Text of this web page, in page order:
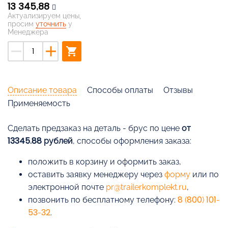
13 345,88
Актуализируем цены,
просим уточнить у
Менеджера
remove add shopping_cart
Описание товара Способы оплаты
Отзывы
Применяемость
Cделать предзаказ на деталь - брус по цене от
13345.88 рублей, способы оформления заказа:
положить в корзину и оформить заказ,
оставить заявку менеджеру через форму или по
электронной почте pr@trailerkomplekt.ru,
позвонить по бесплатному телефону: 8 (800) 101-
53-32.